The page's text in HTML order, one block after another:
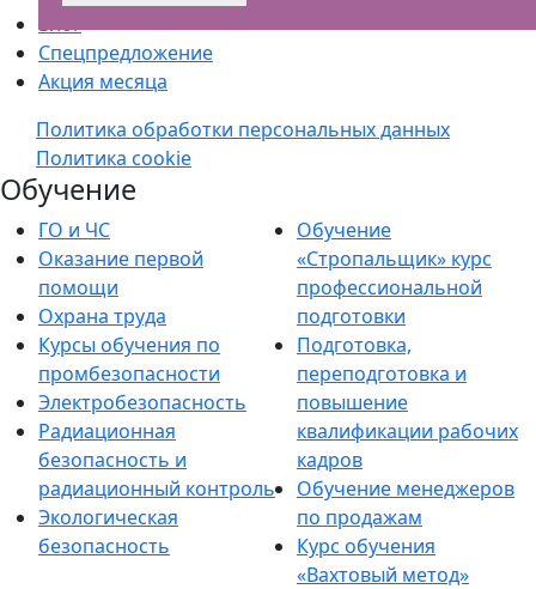
Блог
Спецпредложение
Акция месяца
Политика обработки персональных данных
Политика cookie
Обучение
ГО и ЧС
Оказание первой
помощи
Охрана труда
Курсы обучения по
промбезопасности
Электробезопасность
Радиационная
безопасность и
радиационный контроль
Экологическая
безопасность
Обучение
«Стропальщик» курс
профессиональной
подготовки
Подготовка,
переподготовка и
повышение
квалификации рабочих
кадров
Обучение менеджеров
по продажам
Курс обучения
«Вахтовый метод»